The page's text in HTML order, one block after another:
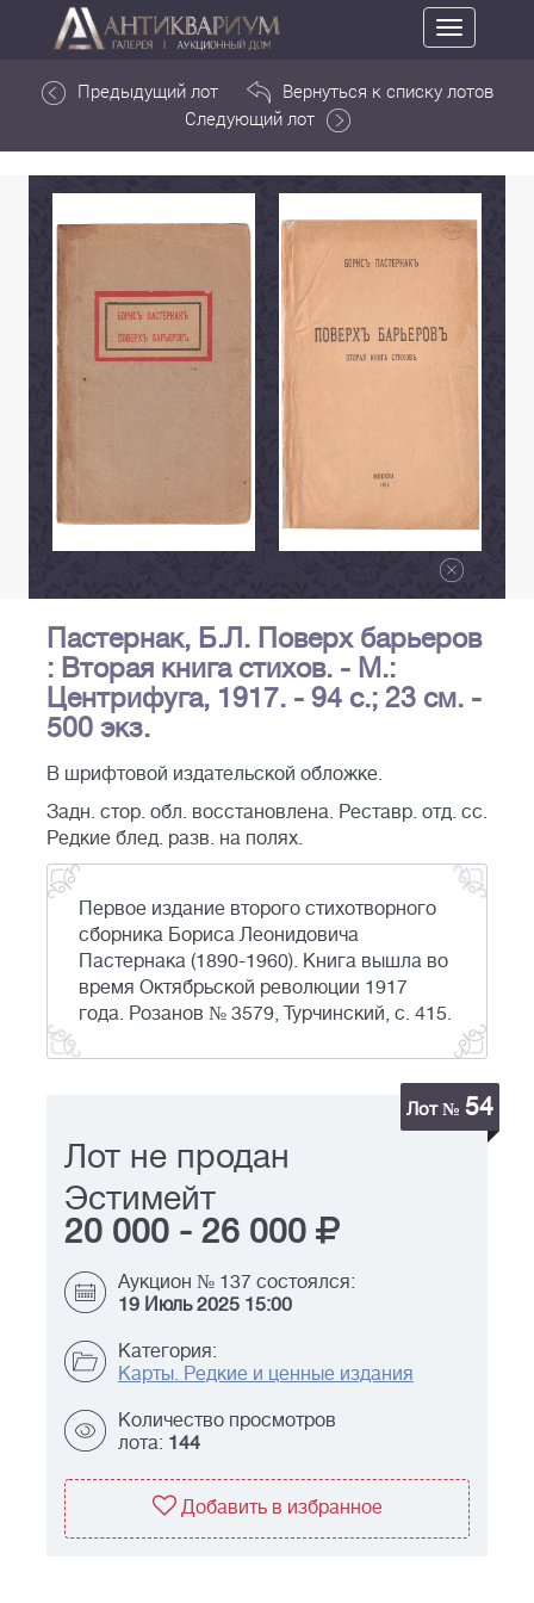
Toggle
navigation
Предыдущий лот
Вернуться к списку лотов
Следующий лот
Пастернак, Б.Л. Поверх барьеров
: Вторая книга стихов. - М.:
Центрифуга, 1917. - 94 с.; 23 см. -
500 экз.
В шрифтовой издательской обложке.
Задн. стор. обл. восстановлена. Реставр. отд. сс.
Редкие блед. разв. на полях.
Первое издание второго стихотворного
сборника Бориса Леонидовича
Пастернака (1890-1960). Книга вышла во
время Октябрьской революции 1917
года. Розанов № 3579, Турчинский, с. 415.
Лот № 54
Лот не продан
Эстимейт
20 000 - 26 000
Аукцион № 137 состоялся:
19 Июль 2025 15:00
Категория:
Карты. Редкие и ценные издания
Количество просмотров
лота: 144
Добавить в избранное